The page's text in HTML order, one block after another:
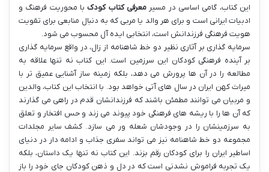
این کتاب، گامی اساسی در مسیر معرفی کتاب کودکبا محوریت فرهنگ و
ادبیات ایرانی است و برای هر والد یا مربی که به دنبال منابعی برای تقویت
هویت فرهنگی فرزندانش است، انتخابی ایده آل محسوب می شود.
سرمایه گذاری بر آثاری نظیر دو خط شاهنامه از زال، در واقع سرمایه گذاری
بر آینده فرهنگی کودکان این سرزمین است. این کتاب نه تنها علاقه به
مطالعه را در آن ها پرورش می دهد، بلکه زمینه ساز آشنایی عمیق تر با
میراث کهن ایران در سال های آتی خواهد بود. با انتخاب این کتاب، والدین
و مربیان می توانند مطمئن باشند که فرزندانشان قدم در راهی می گذارند
که آن ها را با ریشه های فرهنگی خود پیوند می زند و حس افتخار و تعلق
به سرزمینشان را در وجودشان شعله ور می سازد. کشف سایر مجلدات
مجموعه دو خط شاهنامه نیز می تواند سفری جذاب و ادامه دار در دنیای
اساطیر ایران را برای کودکان رقم بزند. این کتاب نه تنها یک داستان، بلکه
یک تجربه فراموش نشدنی است که در دل و ذهن کودکان جای خود را باز